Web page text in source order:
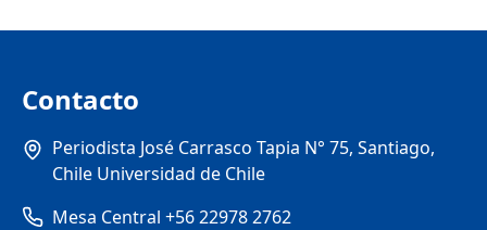
Contacto
Periodista José Carrasco Tapia N° 75, Santiago,
Chile Universidad de Chile
Mesa Central +56 22978 2762